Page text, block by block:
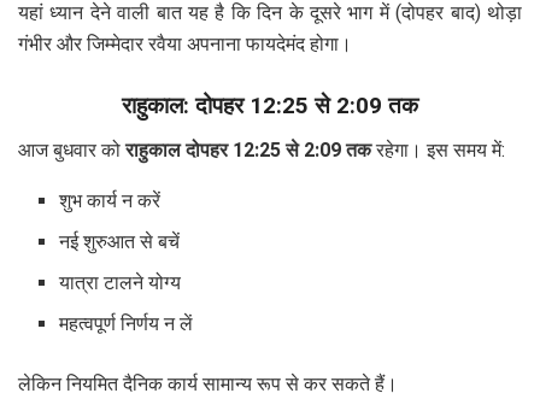
यहां ध्यान देने वाली बात यह है कि दिन के दूसरे भाग में (दोपहर बाद) थोड़ा
गंभीर और जिम्मेदार रवैया अपनाना फायदेमंद होगा।
राहुकाल: दोपहर 12:25 से 2:09 तक
आज बुधवार कोराहुकाल दोपहर 12:25 से 2:09 तकरहेगा। इस समय में:
शुभ कार्य न करें
नई शुरुआत से बचें
यात्रा टालने योग्य
महत्वपूर्ण निर्णय न लें
लेकिन नियमित दैनिक कार्य सामान्य रूप से कर सकते हैं।